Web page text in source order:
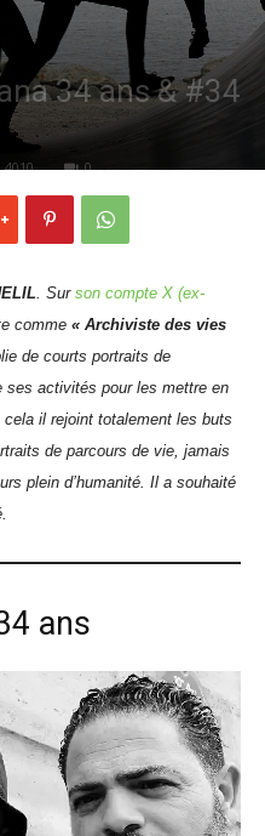
34 ans & #34
4010 0
. Sur son compte X (ex-
comme « Archiviste des vies
de courts portraits de
ses activités pour les mettre en
il rejoint totalement les buts
de parcours de vie, jamais
plein d’humanité. Il a souhaité
ans